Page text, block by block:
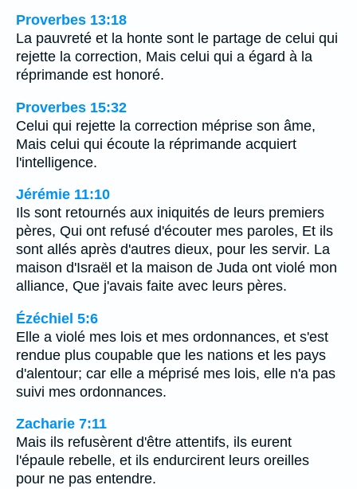
Proverbes 13:18
La pauvreté et la honte sont le partage de celui qui
rejette la correction, Mais celui qui a égard à la
réprimande est honoré.
Proverbes 15:32
Celui qui rejette la correction méprise son âme,
Mais celui qui écoute la réprimande acquiert
l'intelligence.
Jérémie 11:10
Ils sont retournés aux iniquités de leurs premiers
pères, Qui ont refusé d'écouter mes paroles, Et ils
sont allés après d'autres dieux, pour les servir. La
maison d'Israël et la maison de Juda ont violé mon
alliance, Que j'avais faite avec leurs pères.
Ézéchiel 5:6
Elle a violé mes lois et mes ordonnances, et s'est
rendue plus coupable que les nations et les pays
d'alentour; car elle a méprisé mes lois, elle n'a pas
suivi mes ordonnances.
Zacharie 7:11
Mais ils refusèrent d'être attentifs, ils eurent
l'épaule rebelle, et ils endurcirent leurs oreilles
pour ne pas entendre.